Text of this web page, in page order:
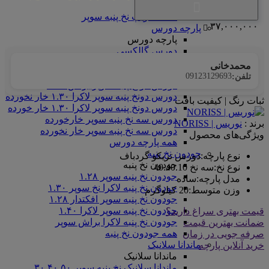
همه فانریپ نخ پنبه سوپر
پارچه دورس
پارچه دورس
دورس گالکسی
دورس دونخ پنبه سوپر لاکرا ۱.۳۰ خار نخورده
دورس دونخ پنبه سوپر لاکرا ۱.۳۰ خار خورده
دورس سه نخ پنبه سوپر خارخورده
دورس سه نخ پنبه سوپر خار نخورده
همه پارچه دورس
جودون نخ پنبه
جودون نخ پنبه
جودون نخ پنبه سوپر ۱.۲۸
جودون نخ پنبه لاکرا نخ سوپر ۱.۳۰
جودون نخ پنبه سوپر افکتدار ۱.۲۸
جودون نخ پنبه سوپر لاکرا ۱.۴۰
جودون نخ پنبه لاکرا براش سوپر
همه جودون نخ پنبه
ماندانا سلانیک
ماندانا سلانیک
۳۷,۰۰۰,۰۰۰
محمدخانی
تلفن:09123129693
ثبات رنگ | کیفیت بافت
برند : نوریس | NORISS
ویژگی‌های محصول
نوع پارچه:دورس تریکو گردباف
نوع نخ:سه نخ 40.40.10
مدل پارچه:ساده
وزن متوسط:20 کیلوگرم
قیمت بهتری سراغ دارید؟
ضمانت بهترین قیمت
صرفه جویی در زمان
خرید آنلاین پارچه